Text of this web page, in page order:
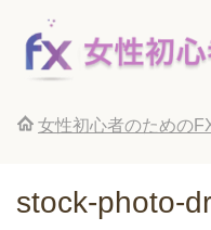
女性初心者のための
stock-photo-